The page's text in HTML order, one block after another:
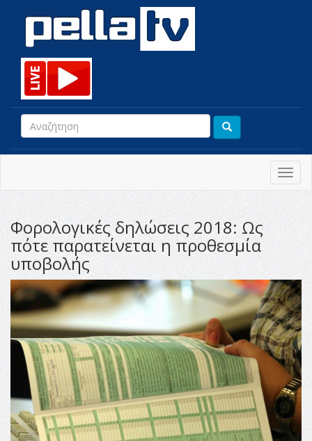
Φορολογικές δηλώσεις 2018: Ως
πότε παρατείνεται η προθεσμία
υποβολής